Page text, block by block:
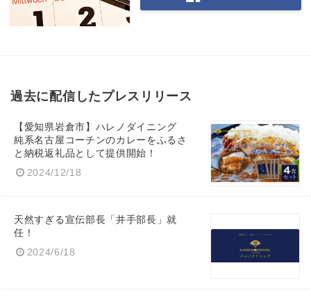
過去に配信したプレスリリース
【愛知県岩倉市】ハレノダイニング
純系名古屋コーチンのカレーをふるさ
と納税返礼品として提供開始！
2024/12/18
天然すぎる宣伝部長「井手部長」就
任！
2024/6/18